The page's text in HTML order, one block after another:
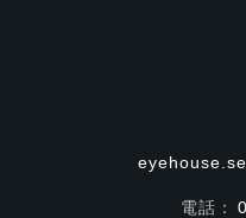
電話：